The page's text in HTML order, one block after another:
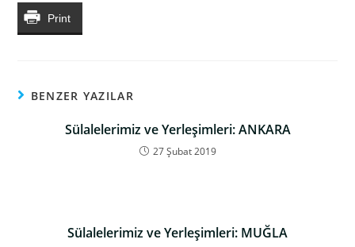
Print
BENZER YAZILAR
Sülalelerimiz ve Yerleşimleri: ANKARA
27 Şubat 2019
Sülalelerimiz ve Yerleşimleri: MUĞLA